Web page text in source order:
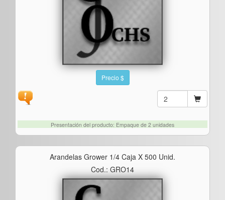
Precio $
Presentación del producto: Empaque de 2 unidades
Arandelas Grower 1/4 Caja X 500 Unid.
Cod.: GRO14